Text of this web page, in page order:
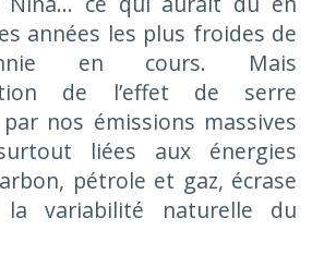
années les plus froides de
en cours. Mais
de l’effet de serre
nos émissions massives
liées aux énergies
pétrole et gaz, écrase
la variabilité naturelle du